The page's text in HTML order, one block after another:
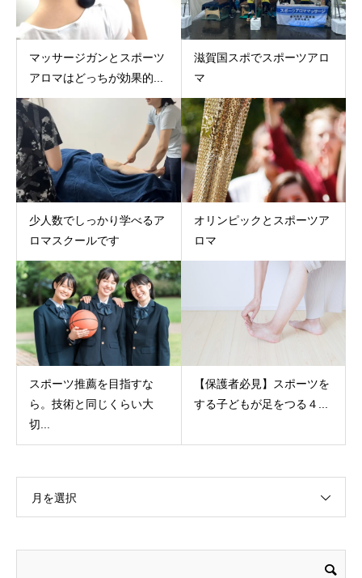
マッサージガンとスポーツ
アロマはどっちが効果的...
滋賀国スポでスポーツアロ
マ
少人数でしっかり学べるア
ロマスクールです
オリンピックとスポーツア
ロマ
スポーツ推薦を目指すな
ら。技術と同じくらい大
切...
【保護者必見】スポーツを
する子どもが足をつる４...
月を選択